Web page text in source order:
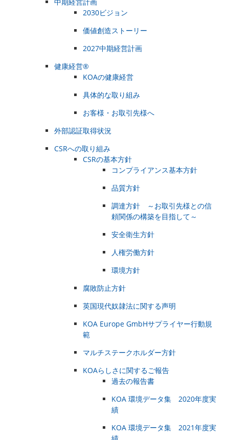
2030ビジョン
価値創造ストーリー
2027中期経営計画
健康経営®
KOAの健康経営
具体的な取り組み
お客様・お取引先様へ
外部認証取得状況
CSRへの取り組み
CSRの基本方針
コンプライアンス基本方針
品質方針
調達方針 ～お取引先様との信
頼関係の構築を目指して～
安全衛生方針
人権労働方針
環境方針
腐敗防止方針
英国現代奴隷法に関する声明
KOA Europe GmbHサプライヤー行動規
範
マルチステークホルダー方針
KOAらしさに関するご報告
過去の報告書
KOA 環境データ集 2020年度実
績
KOA 環境データ集 2021年度実